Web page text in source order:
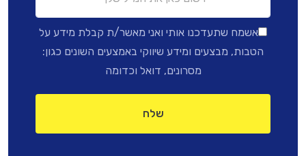
אשמח שתעדכנו אותי ואני מאשר/ת קבלת מידע על
הטבות, מבצעים ומידע שיווקי באמצעים השונים כגון:
מסרונים, דואל וכדומה